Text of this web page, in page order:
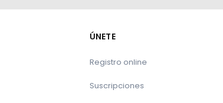
ÚNETE
Registro online
Suscripciones